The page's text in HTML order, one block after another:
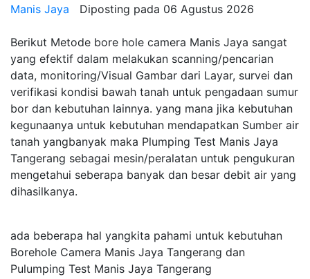
Manis Jaya
Diposting pada 06 Agustus 2026
Berikut Metode bore hole camera Manis Jaya sangat
yang efektif dalam melakukan scanning/pencarian
data, monitoring/Visual Gambar dari Layar, survei dan
verifikasi kondisi bawah tanah untuk pengadaan sumur
bor dan kebutuhan lainnya. yang mana jika kebutuhan
kegunaanya untuk kebutuhan mendapatkan Sumber air
tanah yangbanyak maka Plumping Test Manis Jaya
Tangerang sebagai mesin/peralatan untuk pengukuran
mengetahui seberapa banyak dan besar debit air yang
dihasilkanya.
ada beberapa hal yangkita pahami untuk kebutuhan
Borehole Camera Manis Jaya Tangerang dan
Pulumping Test Manis Jaya Tangerang